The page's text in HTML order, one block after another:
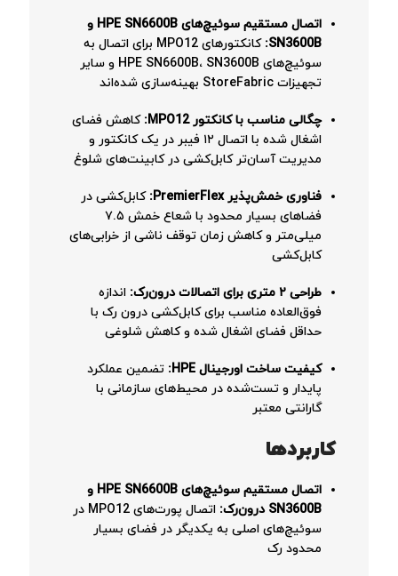
اتصال مستقیم سوئیچ‌های HPE SN6600B و
SN3600B:
کانکتورهای MPO12 برای اتصال به
سوئیچ‌های HPE SN6600B، SN3600B و سایر
تجهیزات StoreFabric بهینه‌سازی شده‌اند
چگالی مناسب با کانکتور MPO12:
کاهش فضای
اشغال شده با اتصال ۱۲ فیبر در یک کانکتور و
مدیریت آسان‌تر کابل‌کشی در کابینت‌های شلوغ
فناوری خمش‌پذیر PremierFlex:
کابل‌کشی در
فضاهای بسیار محدود با شعاع خمش ۷.۵
میلی‌متر و کاهش زمان توقف ناشی از خرابی‌های
کابل‌کشی
طراحی ۲ متری برای اتصالات درون‌رک:
اندازه
فوق‌العاده مناسب برای کابل‌کشی درون رک با
حداقل فضای اشغال شده و کاهش شلوغی
کیفیت ساخت اورجینال HPE:
تضمین عملکرد
پایدار و تست‌شده در محیط‌های سازمانی با
گارانتی معتبر
کاربردها
اتصال مستقیم سوئیچ‌های HPE SN6600B و
SN3600B درون‌رک:
اتصال پورت‌های MPO12 در
سوئیچ‌های اصلی به یکدیگر در فضای بسیار
محدود رک